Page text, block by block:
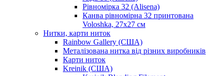
Рівномірка 32 (Alisena)
Канва рівномірна 32 принтована
Voloshka, 27х27 см
Нитки, карти ниток
Rainbow Gallery (США)
Металізована нитка від різних виробників
Карти ниток
Kreinik (США)